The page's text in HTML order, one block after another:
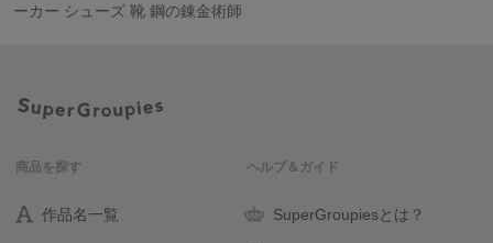
ーカー シューズ 靴 鋼の錬金術師
商品を探す
作品名一覧
ヘルプ＆ガイド
SuperGroupiesとは？